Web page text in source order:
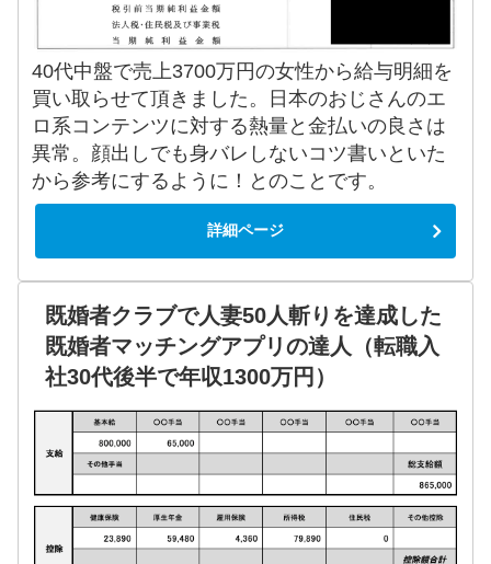
40代中盤で売上3700万円の女性から給与明細を
買い取らせて頂きました。日本のおじさんのエ
ロ系コンテンツに対する熱量と金払いの良さは
異常。顔出しでも身バレしないコツ書いといた
から参考にするように！とのことです。
詳細ページ
既婚者クラブで人妻50人斬りを達成した
既婚者マッチングアプリの達人（転職入
社30代後半で年収1300万円）